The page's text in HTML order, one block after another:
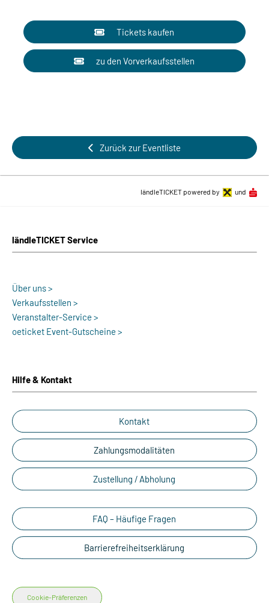
Tickets kaufen
zu den Vorverkaufsstellen
Zurück zur Eventliste
ländleTICKET Service
Über uns >
Verkaufsstellen >
Veranstalter-Service >
oeticket Event-Gutscheine >
Hilfe & Kontakt
Kontakt
Zahlungsmodalitäten
Zustellung / Abholung
FAQ – Häufige Fragen
Barrierefreiheitserklärung
Cookie-Präferenzen
ländleTICKET powered by und